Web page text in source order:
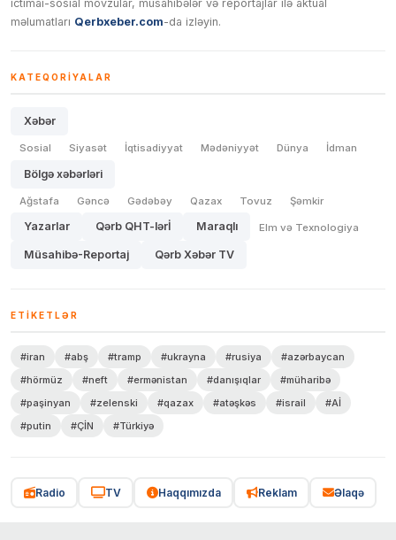
ictimai-sosial mövzular, müsahibələr və reportajlar ilə aktual
məlumatları Qerbxeber.com-da izləyin.
KATEQORIYALAR
Xəbər
Sosial Siyasət İqtisadiyyat Mədəniyyət Dünya İdman
Bölgə xəbərləri
Ağstafa Gəncə Gədəbəy Qazax Tovuz Şəmkir
Yazarlar Qərb QHT-lərİ Maraqlı Elm və Texnologiya
Müsahibə-Reportaj Qərb Xəbər TV
ETIKETLƏR
#iran #abş #tramp #ukrayna #rusiya
#azərbaycan
#hörmüz
#neft #ermənistan #danışıqlar
#müharibə
#paşinyan
#zelenski #qazax #atəşkəs #israil
#Aİ
#putin
#ÇİN #Türkiyə
Radio TV Haqqımızda Reklam Əlaqə